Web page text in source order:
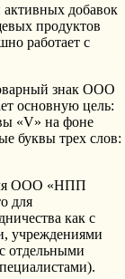
добавок
продуктов
работает с
знак ООО
основную цель:
«V» на фоне
буквы трех слов:
ООО «НПП
для
как с
учреждениями
отдельными